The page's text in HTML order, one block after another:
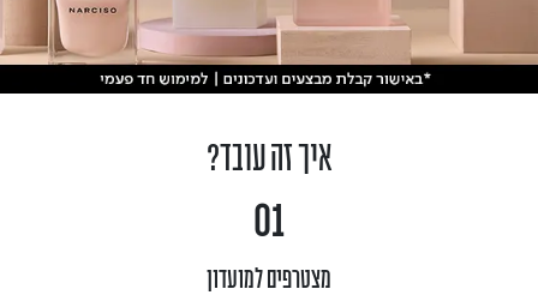
איך זה עובד?
01
מצטרפים למועדון